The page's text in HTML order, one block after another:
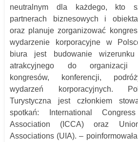
neutralnym dla każdego, kto
partnerach biznesowych i
oraz planuje zorganizować
wydarzenie korporacyjne w
biura jest budowanie
atrakcyjnego do organizacji
kongresów, konferencji,
wydarzeń korporacyjnych.
Turystyczna jest członkiem
spotkań: International
Association (ICCA) oraz
Associations (UIA). –